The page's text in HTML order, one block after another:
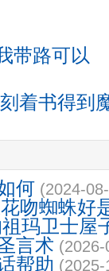
带路可以
着书得到
何 (2024-
吻蜘蛛好
玛卫士屋
言术
帮助